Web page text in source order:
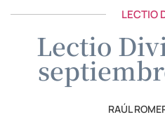
LECTIO
Lectio
RAÚL